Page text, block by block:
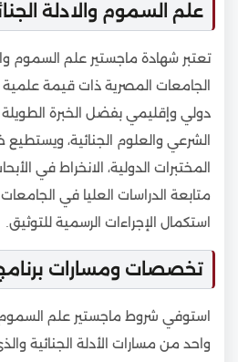
علم السموم والادلة
تعتبر شهادة ماجستير علم السموم
الجامعات المصرية ذات قيمة علمية
دولي وإقليمي بفضل الخبرة
الشرعي والعلوم الجنائية،
المختبرات الدولية، الانخراط في
متابعة الدراسات العليا في الجامعات
استكمال الإجراءات الرسمية للتوثيق.
تخصصات ومسارات برنامج
استوفي شروط ماجستير علم السموم
واحد من مسارات الأدلة الجنائية